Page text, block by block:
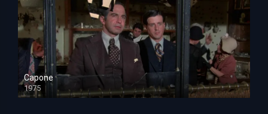
Capone
1975
HD 1080p